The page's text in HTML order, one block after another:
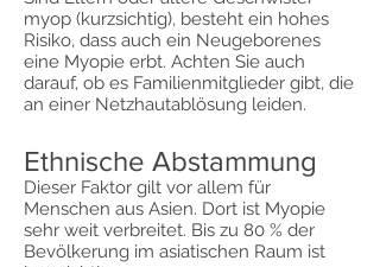
myop (kurzsichtig), besteht ein hohes
Risiko, dass auch ein Neugeborenes
eine Myopie erbt. Achten Sie auch
darauf, ob es Familienmitglieder gibt, die
an einer Netzhautablösung leiden.
Ethnische Abstammung
Dieser Faktor gilt vor allem für
Menschen aus Asien. Dort ist Myopie
sehr weit verbreitet. Bis zu 80 % der
Bevölkerung im asiatischen Raum ist